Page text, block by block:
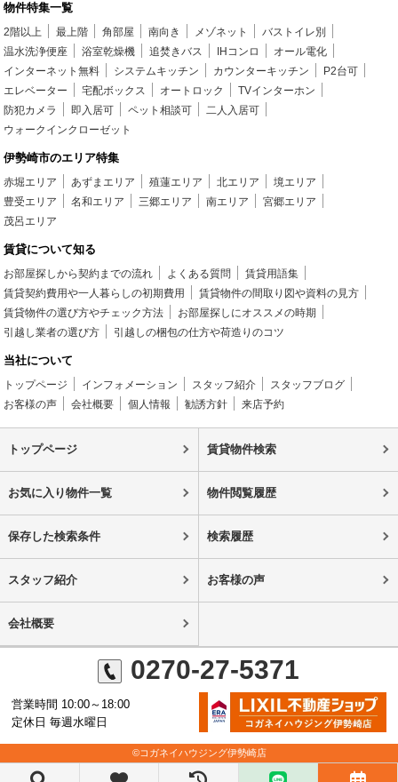
物件特集一覧
2階以上 最上階 角部屋 南向き メゾネット
バストイレ別
温水洗浄便座
浴室乾燥機 追焚きバス IHコンロ
オール電化
インターネット無料
システムキッチン カウンターキッチン
P2台可
エレベーター
宅配ボックス オートロック
TVインターホン
防犯カメラ
即入居可 ペット相談可
二人入居可
ウォークインクローゼット
伊勢崎市のエリア特集
赤堀エリア あずまエリア 殖蓮エリア 北エリア
境エリア
豊受エリア
名和エリア 三郷エリア 南エリア
宮郷エリア
茂呂エリア
賃貸について知る
お部屋探しから契約までの流れ よくある質問
賃貸用語集
賃貸契約費用や一人暮らしの初期費用
賃貸物件の間取り図や資料の見方
賃貸物件の選び方やチェック方法
お部屋探しにオススメの時期
引越し業者の選び方
引越しの梱包の仕方や荷造りのコツ
当社について
トップページ インフォメーション スタッフ紹介
スタッフブログ
お客様の声
会社概要 個人情報 勧誘方針 来店予約
トップページ 賃貸物件検索
お気に入り物件一覧 物件閲覧履歴
保存した検索条件 検索履歴
スタッフ紹介 お客様の声
会社概要
0270-27-5371
営業時間 10:00～18:00
定休日 毎週水曜日
©コガネイハウジング伊勢崎店